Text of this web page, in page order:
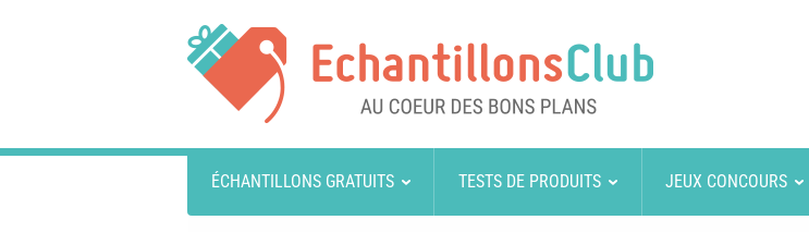
ÉCHANTILLONS GRATUITS TESTS DE PRODUITS JEUX CONCOURS